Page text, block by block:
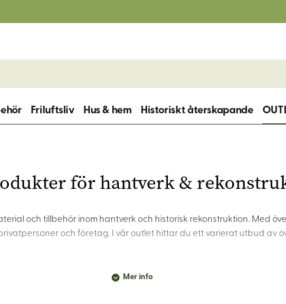
Friluftsliv Hus & hem Historiskt återskapande
för hantverk &
och tillbehör inom hantverk och historisk rekonstruktion. Med
och företag. I vår outlet hittar du ett varierat utbud av
Mer info